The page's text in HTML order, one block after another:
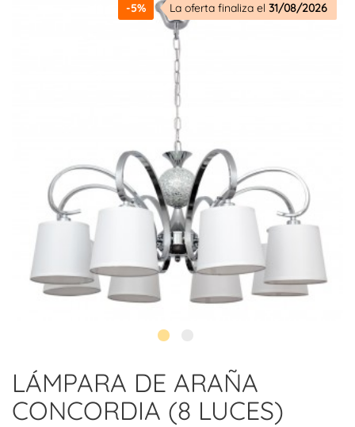
-5% La oferta finaliza el 31/08/2026
LÁMPARA DE ARAÑA
CONCORDIA (8 LUCES)